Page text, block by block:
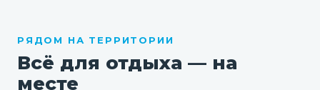
РЯДОМ НА ТЕРРИТОРИИ
Всё для отдыха — на
месте